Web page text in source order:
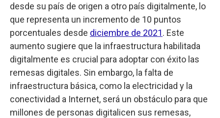
desde su país de origen a otro país digitalmente, lo
que representa un incremento de 10 puntos
porcentuales desde diciembre de 2021. Este
aumento sugiere que la infraestructura habilitada
digitalmente es crucial para adoptar con éxito las
remesas digitales. Sin embargo, la falta de
infraestructura básica, como la electricidad y la
conectividad a Internet, será un obstáculo para que
millones de personas digitalicen sus remesas,